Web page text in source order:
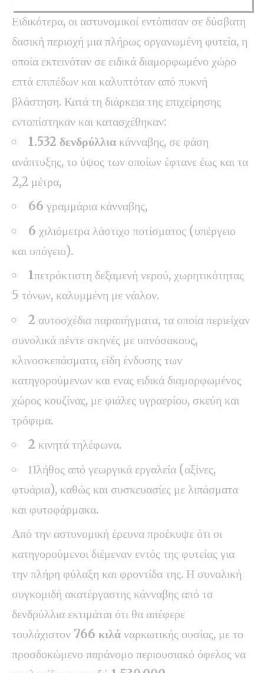
Ειδικότερα, οι αστυνομικοί εντόπισαν σε δύσβατη
δασική περιοχή μια πλήρως οργανωμένη φυτεία, η
οποία εκτεινόταν σε ειδικά διαμορφωμένο χώρο
επτά επιπέδων και καλυπτόταν από πυκνή
βλάστηση. Κατά τη διάρκεια της επιχείρησης
εντοπίστηκαν και κατασχέθηκαν:
1.532 δενδρύλλια κάνναβης, σε φάση
ανάπτυξης, το ύψος των οποίων έφτανε έως και τα
2,2 μέτρα,
66 γραμμάρια κάνναβης,
6 χιλιόμετρα λάστιχο ποτίσματος (υπέργειο
και υπόγειο).
1πετρόκτιστη δεξαμενή νερού, χωρητικότητας
5 τόνων, καλυμμένη με νάιλον.
2 αυτοσχέδια παραπήγματα, τα οποία περιείχαν
συνολικά πέντε σκηνές με υπνόσακους,
κλινοσκεπάσματα, είδη ένδυσης των
κατηγορούμενων και ενας ειδικά διαμορφωμένος
χώρος κουζίνας, με φιάλες υγραερίου, σκεύη και
τρόφιμα.
2 κινητά τηλέφωνα.
Πλήθος από γεωργικά εργαλεία (αξίνες,
φτυάρια), καθώς και συσκευασίες με λιπάσματα
και φυτοφάρμακα.
Από την αστυνομική έρευνα προέκυψε ότι οι
κατηγορούμενοι διέμεναν εντός της φυτείας για
την πλήρη φύλαξη και φροντίδα της. Η συνολική
συγκομιδή ακατέργαστης κάνναβης από τα
δενδρύλλια εκτιμάται ότι θα απέφερε
τουλάχιστον 766 κιλά ναρκωτικής ουσίας, με το
προσδοκώμενο παράνομο περιουσιακό όφελος να